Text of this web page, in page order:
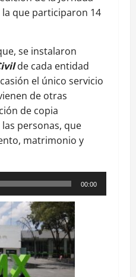
la que participaron 14
se instalaron
de cada entidad
el único servicio
de otras
de copia
personas, que
matrimonio y
00:00